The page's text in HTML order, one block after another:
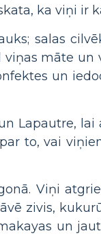
ka viņi ir
salas
māte
un
Lapautre,
to, vai
Viņi
zivis,
un